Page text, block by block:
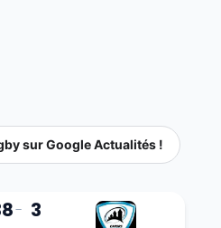
sur Google Actualités !
- 3